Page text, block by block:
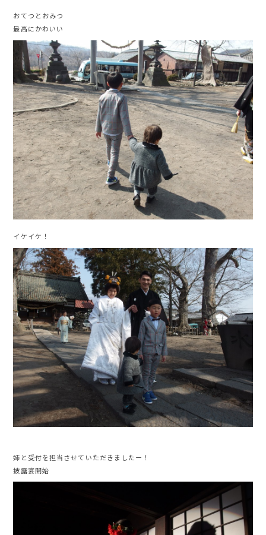
おてつとおみつ
最高にかわいい
イケイケ！
姉と受付を担当させていただきましたー！
披露宴開始